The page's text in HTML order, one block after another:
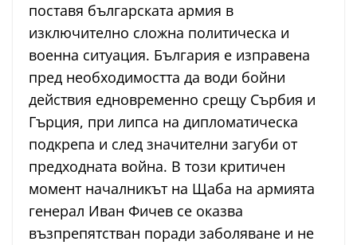
поставя българската армия в
изключително сложна политическа и
военна ситуация. България е изправена
пред необходимостта да води бойни
действия едновременно срещу Сърбия и
Гърция, при липса на дипломатическа
подкрепа и след значителни загуби от
предходната война. В този критичен
момент началникът на Щаба на армията
генерал Иван Фичев се оказва
възпрепятстван поради заболяване и не